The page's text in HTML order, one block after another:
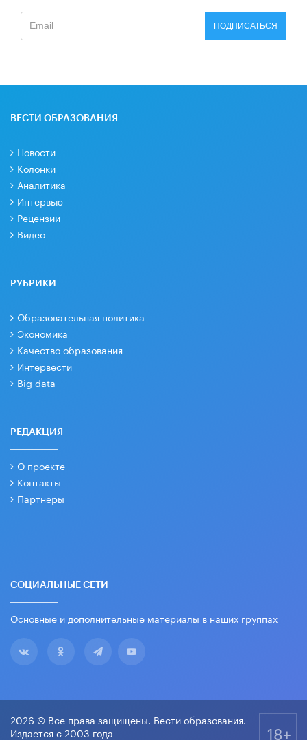
ПОДПИСАТЬСЯ
ВЕСТИ ОБРАЗОВАНИЯ
Новости
Колонки
Аналитика
Интервью
Рецензии
Видео
РУБРИКИ
Образовательная политика
Экономика
Качество образования
Интервести
Big data
РЕДАКЦИЯ
О проекте
Контакты
Партнеры
СОЦИАЛЬНЫЕ СЕТИ
Основные и дополнительные материалы в наших группах
2026 © Все права защищены. Вести образования.
Издается с 2003 года
18+